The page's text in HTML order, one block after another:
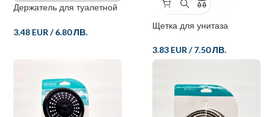
Держатель для туалетной
3.48 EUR /6.80 ЛВ.
Щетка для унитаза
3.83 EUR /7.50 ЛВ.